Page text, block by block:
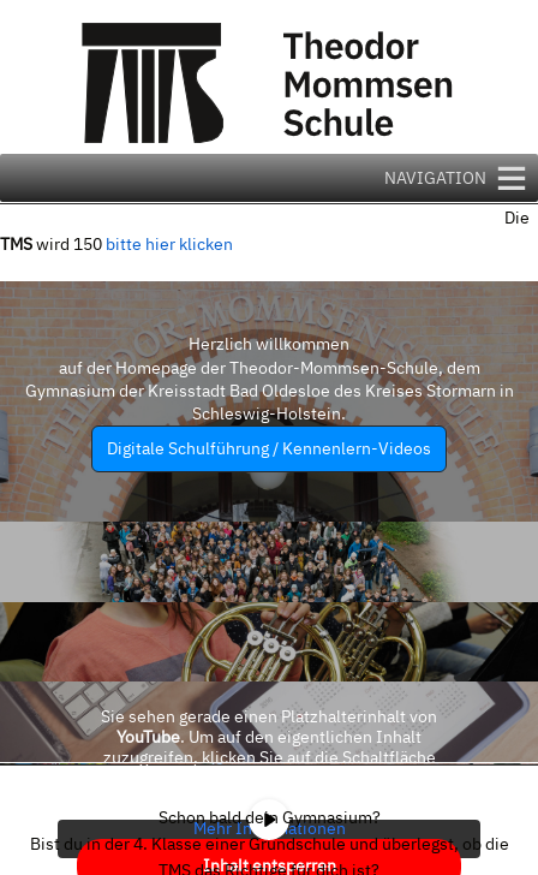
NAVIGATION
Die
TMSwird 150 bitte hier klicken
Herzlich willkommen
auf der Homepage der Theodor-Mommsen-Schule, dem
Gymnasium der Kreisstadt Bad Oldesloe des Kreises Stormarn in
Schleswig-Holstein.
Digitale Schulführung / Kennenlern-Videos
Sie sehen gerade einen Platzhalterinhalt von
YouTube. Um auf den eigentlichen Inhalt
zuzugreifen, klicken Sie auf die Schaltfläche
Mehr Informationen
Inhalt entsperren
Schon bald dein Gymnasium?
Bist du in der 4. Klasse einer Grundschule und überlegst, ob die
TMS das Richtige für dich ist?